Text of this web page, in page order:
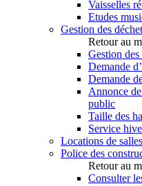
Vaisselles
Etudes
Gestion des
Retour au
Gestion des
Demande
Demande
Annonce
public
Taille des
Service
Locations de salles
Police des
Retour au
Consulter